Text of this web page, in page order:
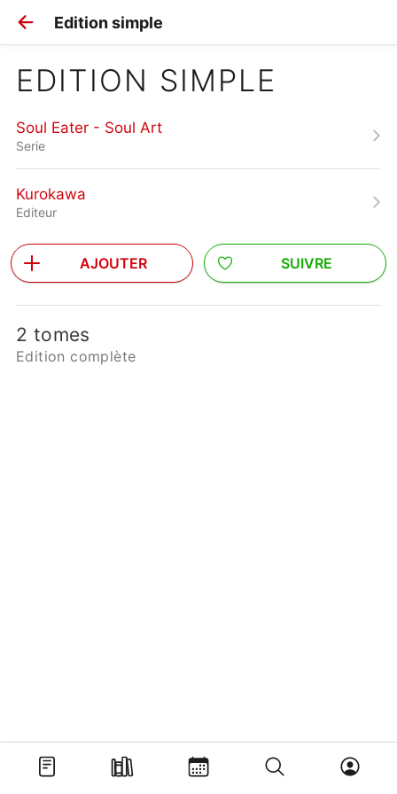
Edition simple
EDITION SIMPLE
Soul Eater - Soul Art
Serie
Kurokawa
Editeur
AJOUTER SUIVRE
2 tomes
Edition complète